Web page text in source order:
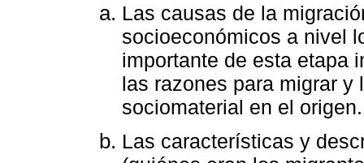
Las causas de la
socioeconómicos a nivel
importante de esta etapa
las razones para migrar
sociomaterial en el origen.
Las características y